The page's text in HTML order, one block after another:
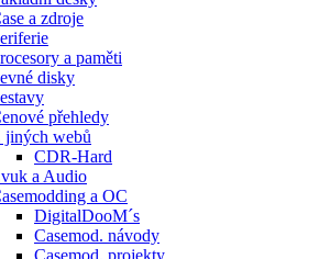
a zdroje
a paměti
disky
přehledy
jiných webů
CDR-Hard
a Audio
a OC
DigitalDooM´s
Casemod. návody
Casemod. projekty